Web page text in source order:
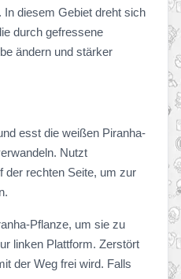
In diesem Gebiet dreht sich
durch gefressene
ändern und stärker
esst die weißen Piranha-
Nutzt
der rechten Seite, um zur
Pflanze, um sie zu
linken Plattform. Zerstört
der Weg frei wird. Falls